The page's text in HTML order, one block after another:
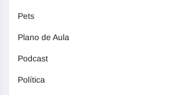
Pets
Plano de Aula
Podcast
Política